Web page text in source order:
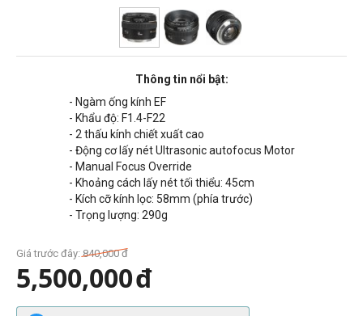
Thông tin nổi bật:
- Ngàm ống kính EF
- Khẩu độ: F1.4-F22
- 2 thấu kính chiết xuất cao
- Động cơ lấy nét Ultrasonic autofocus Motor
- Manual Focus Override
- Khoảng cách lấy nét tối thiểu: 45cm
- Kích cỡ kính lọc: 58mm (phía trước)
- Trọng lượng: 290g
Giá trước đây: 840,000 đ
5,500,000đ